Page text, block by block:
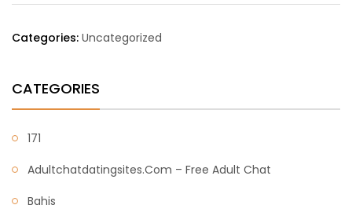
Categories: Uncategorized
CATEGORIES
171
Adultchatdatingsites.com – Free Adult Chat
Bahis